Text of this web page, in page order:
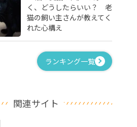
く、どうしたらいい？ 老
猫の飼い主さんが教えてく
れた心構え
ランキング一覧
関連サイト